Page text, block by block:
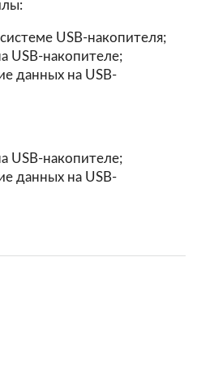
USB-накопителя;
USB-накопителе;
данных на USB-
USB-накопителе;
данных на USB-